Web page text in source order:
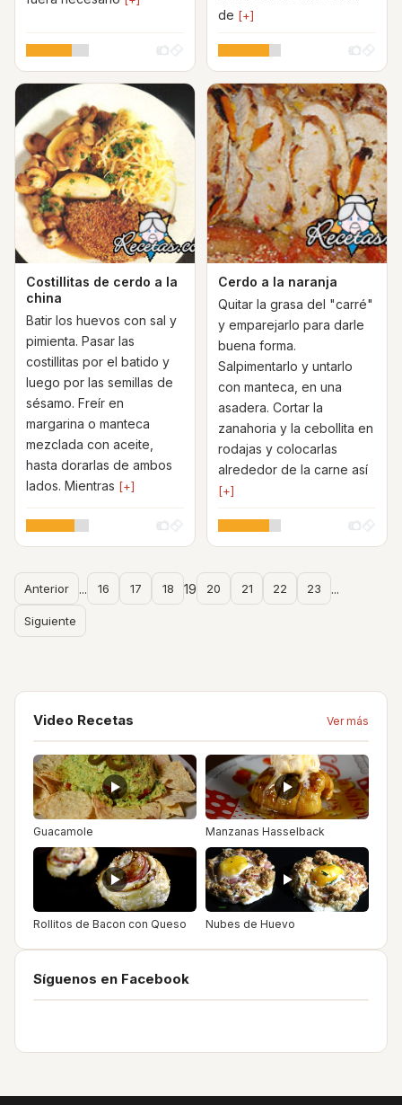
de [+]
Costillitas de cerdo a la
china
Batir los huevos con sal y
pimienta. Pasar las
costillitas por el batido y
luego por las semillas de
sésamo. Freír en
margarina o manteca
mezclada con aceite,
hasta dorarlas de ambos
lados. Mientras [+]
Cerdo a la naranja
Quitar la grasa del "carré"
y emparejarlo para darle
buena forma.
Salpimentarlo y untarlo
con manteca, en una
asadera. Cortar la
zanahoria y la cebollita en
rodajas y colocarlas
alrededor de la carne así
[+]
Anterior ... 16 17 18 19 20 21 22 23 ...
Siguiente
Video Recetas Ver más
Guacamole Manzanas Hasselback
Rollitos de Bacon con Queso Nubes de Huevo
Síguenos en Facebook